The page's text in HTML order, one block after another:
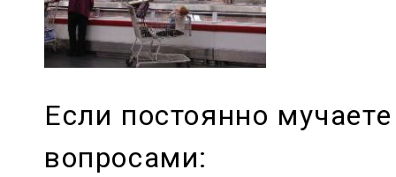
Если постоянно
вопросами: